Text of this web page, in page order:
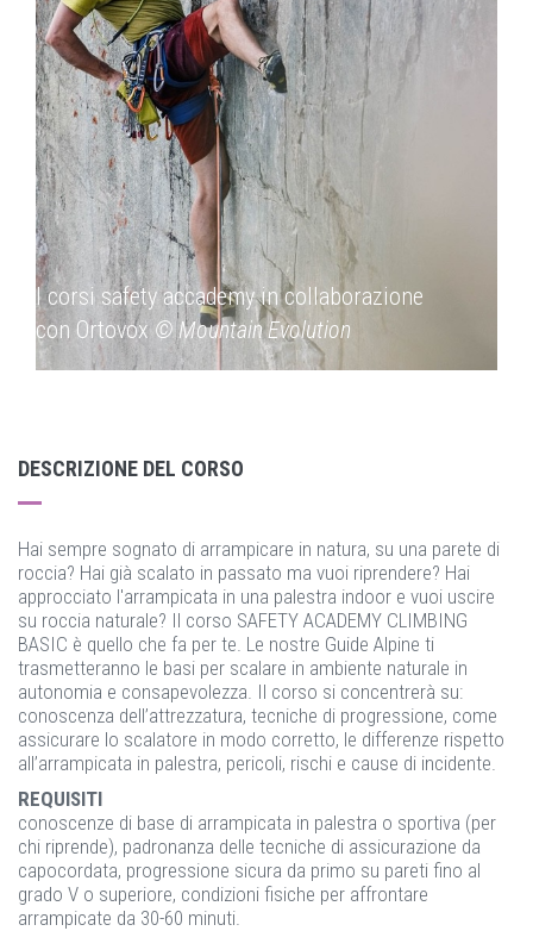
I corsi safety accademy in collaborazione
con Ortovox© Mountain Evolution
DESCRIZIONE DEL CORSO
Hai sempre sognato di arrampicare in natura, su una parete di
roccia? Hai già scalato in passato ma vuoi riprendere? Hai
approcciato l'arrampicata in una palestra indoor e vuoi uscire
su roccia naturale? Il corso SAFETY ACADEMY CLIMBING
BASIC è quello che fa per te. Le nostre Guide Alpine ti
trasmetteranno le basi per scalare in ambiente naturale in
autonomia e consapevolezza. Il corso si concentrerà su:
conoscenza dell’attrezzatura, tecniche di progressione, come
assicurare lo scalatore in modo corretto, le differenze rispetto
all’arrampicata in palestra, pericoli, rischi e cause di incidente.
REQUISITI
conoscenze di base di arrampicata in palestra o sportiva (per
chi riprende), padronanza delle tecniche di assicurazione da
capocordata, progressione sicura da primo su pareti fino al
grado V o superiore, condizioni fisiche per affrontare
arrampicate da 30-60 minuti.